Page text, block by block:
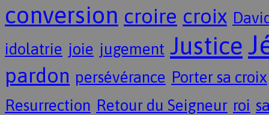
conversion croire croix
idolatrie joie jugement Justice
pardon persévérance Porter sa croix
Resurrection Retour du Seigneur roi